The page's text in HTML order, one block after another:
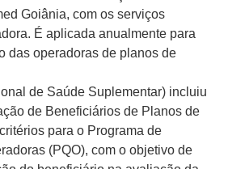
Goiânia, com os serviços
É aplicada anualmente para
das operadoras de planos de
de Saúde Suplementar) incluiu
de Beneficiários de Planos de
para o Programa de
(PQO), com o objetivo de